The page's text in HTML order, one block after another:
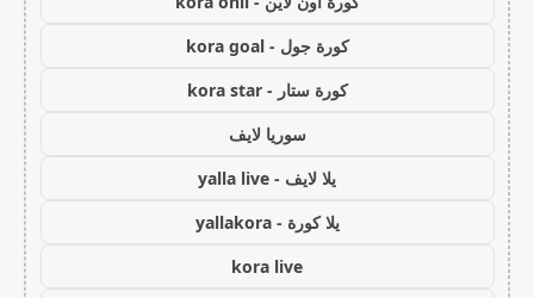
كورة جول - kora goal
كورة ستار - kora star
سوريا لايف
يلا لايف - yalla live
يلا كورة - yallakora
kora live